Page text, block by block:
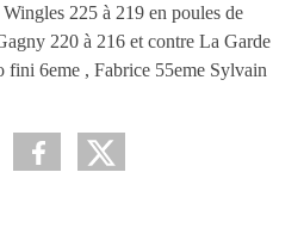
225 à 219 en poules de
220 à 216 et contre La Garde
6eme , Fabrice 55eme Sylvain